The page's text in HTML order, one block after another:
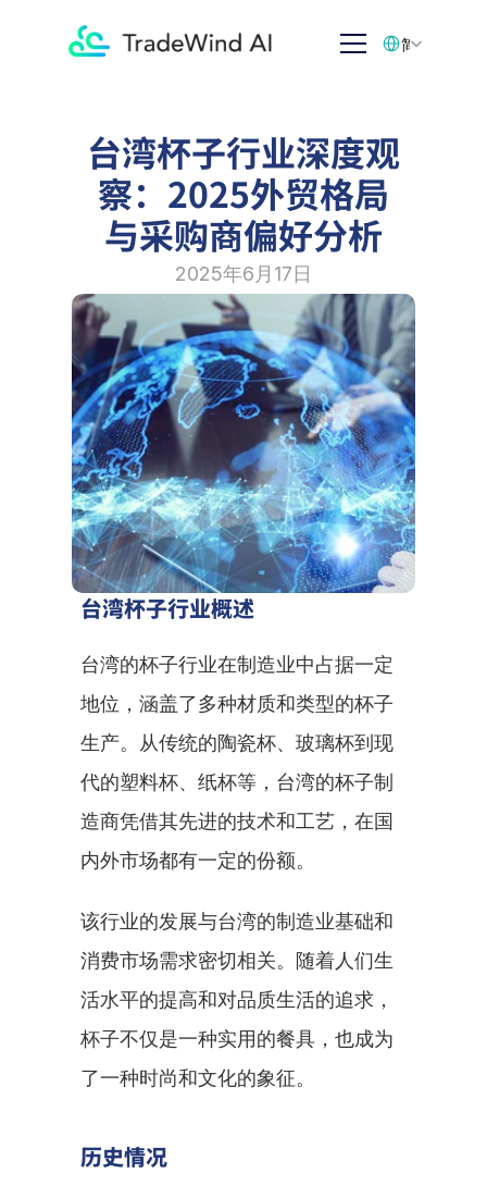
台湾杯子行业深度观
察：2025外贸格局
与采购商偏好分析
2025年6月17日
台湾杯子行业概述
台湾的杯子行业在制造业中占据一定
地位，涵盖了多种材质和类型的杯子
生产。从传统的陶瓷杯、玻璃杯到现
代的塑料杯、纸杯等，台湾的杯子制
造商凭借其先进的技术和工艺，在国
内外市场都有一定的份额。
该行业的发展与台湾的制造业基础和
消费市场需求密切相关。随着人们生
活水平的提高和对品质生活的追求，
杯子不仅是一种实用的餐具，也成为
了一种时尚和文化的象征。
历史情况
简体中文